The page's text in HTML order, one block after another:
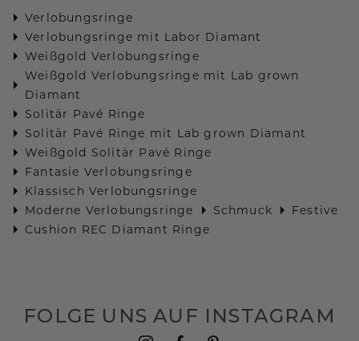
Verlobungsringe
Verlobungsringe mit Labor Diamant
Weißgold Verlobungsringe
Weißgold Verlobungsringe mit Lab grown
Diamant
Solitär Pavé Ringe
Solitär Pavé Ringe mit Lab grown Diamant
Weißgold Solitär Pavé Ringe
Fantasie Verlobungsringe
Klassisch Verlobungsringe
Moderne Verlobungsringe
Schmuck
Festive
Cushion REC Diamant Ringe
FOLGE UNS AUF INSTAGRAM